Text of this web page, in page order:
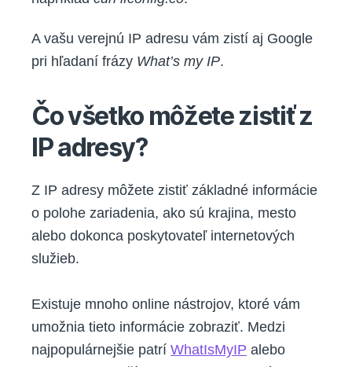
A vašu verejnú IP adresu vám zistí aj Google
pri hľadaní frázy What’s my IP.
Čo všetko môžete zistiť z
IP adresy?
Z IP adresy môžete zistiť základné informácie
o polohe zariadenia, ako sú krajina, mesto
alebo dokonca poskytovateľ internetových
služieb.
Existuje mnoho online nástrojov, ktoré vám
umožnia tieto informácie zobraziť. Medzi
najpopulárnejšie patrí WhatIsMyIP alebo